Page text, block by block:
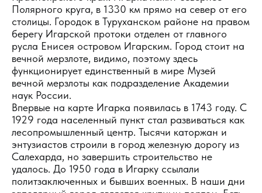
Полярного круга, в 1330 км прямо на север от его
столицы. Городок в Туруханском районе на правом
берегу Игарской протоки отделен от главного
русла Енисея островом Игарским. Город стоит на
вечной мерзлоте, видимо, поэтому здесь
функционирует единственный в мире Музей
вечной мерзлоты как подразделение Академии
наук России.
Впервые на карте Игарка появилась в 1743 году. С
1929 года населенный пункт стал развиваться как
лесопромышленный центр. Тысячи каторжан и
энтузиастов строили в город железную дорогу из
Салехарда, но завершить строительство не
удалось. До 1950 года в Игарку ссылали
политзаключенных и бывших военных. В наши дни